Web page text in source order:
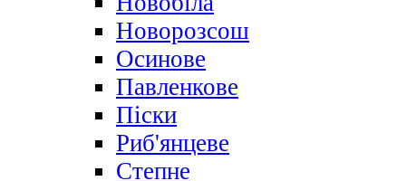
Новорозсош
Осинове
Павленкове
Піски
Риб'янцеве
Степне